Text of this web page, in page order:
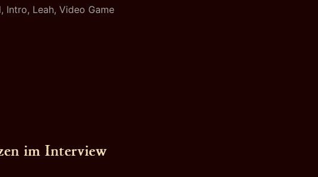
bekanntgegeben
, Intro, Leah, Video Game
im Interview